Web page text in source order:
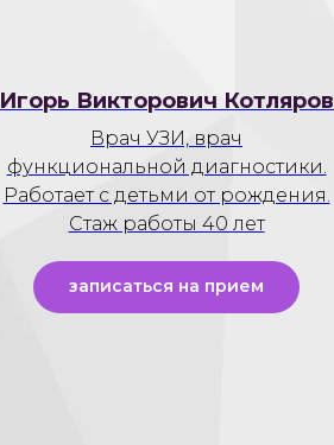
Игорь Викторович Котляров
Врач УЗИ, врач
функциональной диагностики.
Работает с детьми от рождения.
Стаж работы 40 лет
записаться на прием